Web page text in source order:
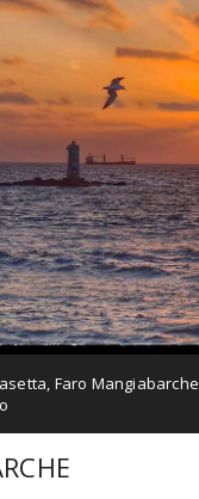
, Faro Mangiabarche